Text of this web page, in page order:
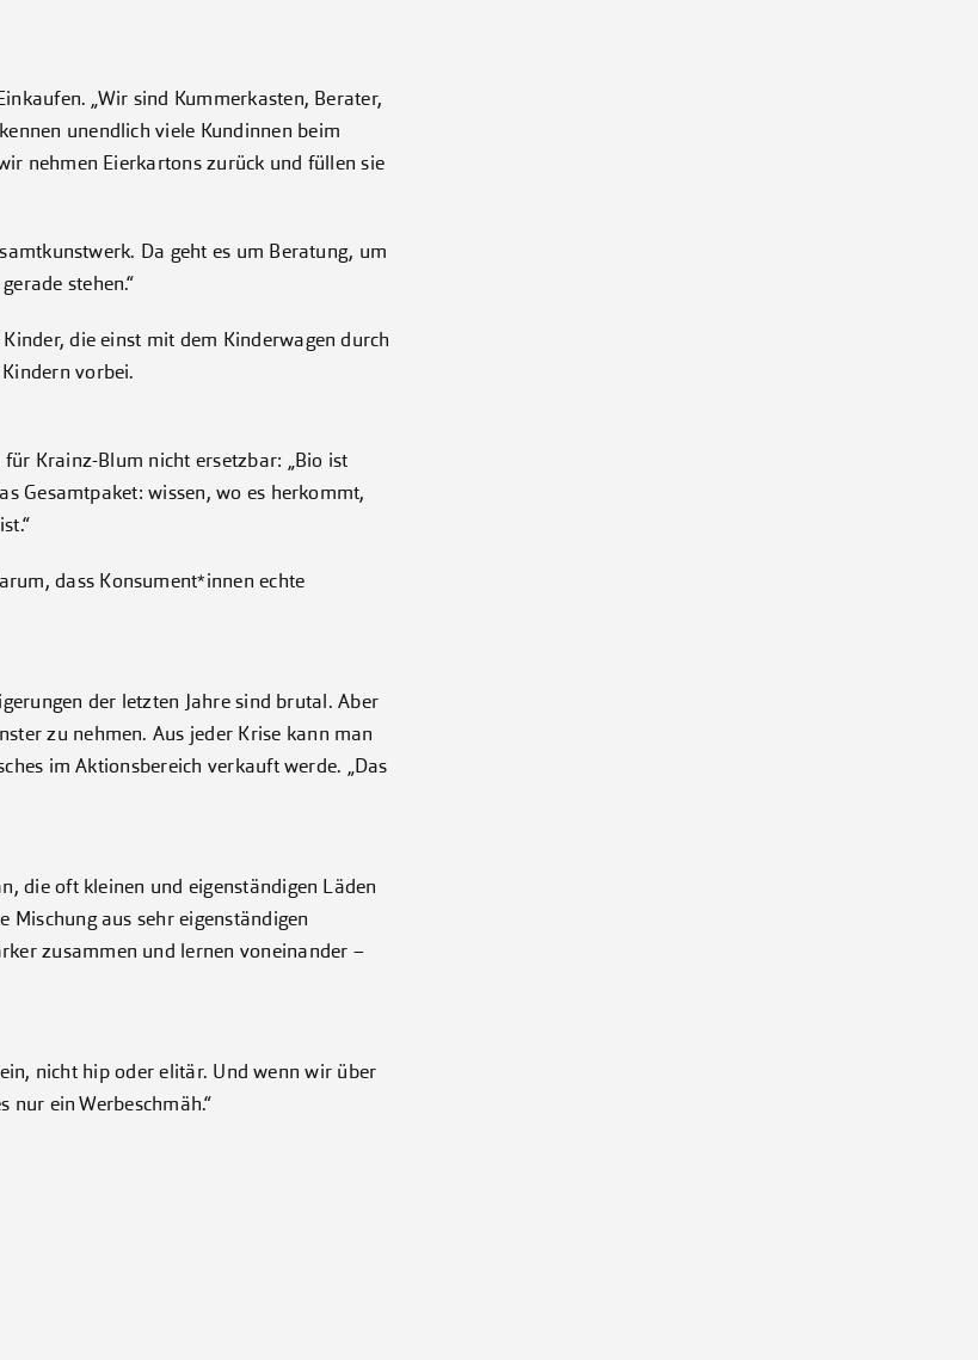
„Wir sind Kummerkasten, Berater,
unendlich viele Kundinnen beim
nehmen Eierkartons zurück und füllen sie
Da geht es um Beratung, um
stehen.“
die einst mit dem Kinderwagen durch
vorbei.
Krainz-Blum nicht ersetzbar: „Bio ist
Gesamtpaket: wissen, wo es herkommt,
dass Konsument*innen echte
der letzten Jahre sind brutal. Aber
zu nehmen. Aus jeder Krise kann man
im Aktionsbereich verkauft werde. „Das
die oft kleinen und eigenständigen Läden
Mischung aus sehr eigenständigen
zusammen und lernen voneinander –
nicht hip oder elitär. Und wenn wir über
nur ein Werbeschmäh.“